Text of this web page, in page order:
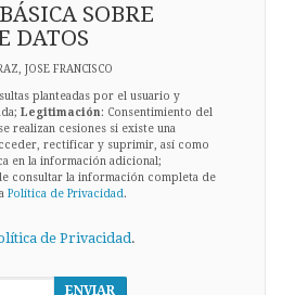
SOBRE
DATOS
JOSE FRANCISCO
planteadas por el usuario y
Legitimación: Consentimiento del
realizan cesiones si existe una
rectificar y suprimir, así como
en la información adicional;
consultar la información completa de
Política de Privacidad.
de Privacidad.
ENVIAR